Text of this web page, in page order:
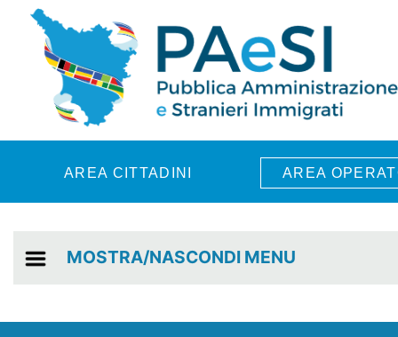
Skip to main content
AREA CITTADINI AREA
MOSTRA/NASCONDI MENU